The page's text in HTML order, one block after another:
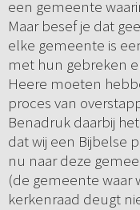
een gemeente
Maar besef je dat
elke gemeente is
met hun gebreken
Heere moeten
proces van
Benadruk daarbij
dat wij een Bijbelse
nu naar deze
(de gemeente waar
kerkenraad deugt